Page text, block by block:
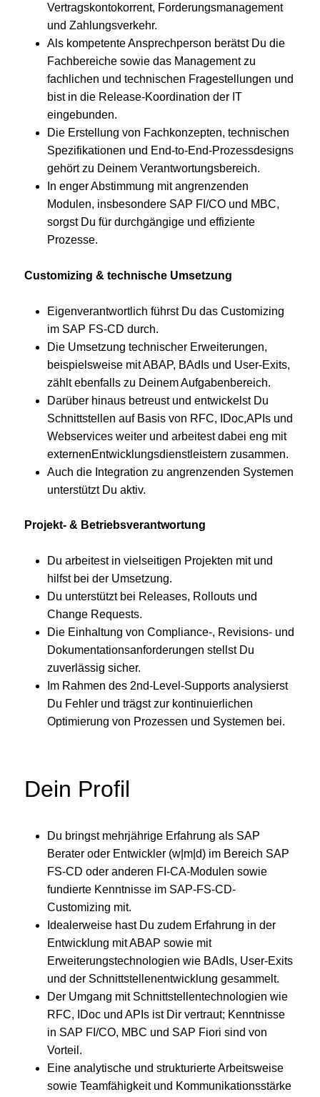
Vertragskontokorrent, Forderungsmanagement
und Zahlungsverkehr.
Als kompetente Ansprechperson berätst Du die
Fachbereiche sowie das Management zu
fachlichen und technischen Fragestellungen und
bist in die Release-Koordination der IT
eingebunden.
Die Erstellung von Fachkonzepten, technischen
Spezifikationen und End-to-End-Prozessdesigns
gehört zu Deinem Verantwortungsbereich.
In enger Abstimmung mit angrenzenden
Modulen, insbesondere SAP FI/CO und MBC,
sorgst Du für durchgängige und effiziente
Prozesse.
Customizing & technische Umsetzung
Eigenverantwortlich führst Du das Customizing
im SAP FS-CD durch.
Die Umsetzung technischer Erweiterungen,
beispielsweise mit ABAP, BAdIs und User-Exits,
zählt ebenfalls zu Deinem Aufgabenbereich.
Darüber hinaus betreust und entwickelst Du
Schnittstellen auf Basis von RFC, IDoc,APIs und
Webservices weiter und arbeitest dabei eng mit
externenEntwicklungsdienstleistern zusammen.
Auch die Integration zu angrenzenden Systemen
unterstützt Du aktiv.
Projekt- & Betriebsverantwortung
Du arbeitest in vielseitigen Projekten mit und
hilfst bei der Umsetzung.
Du unterstützt bei Releases, Rollouts und
Change Requests.
Die Einhaltung von Compliance-, Revisions- und
Dokumentationsanforderungen stellst Du
zuverlässig sicher.
Im Rahmen des 2nd-Level-Supports analysierst
Du Fehler und trägst zur kontinuierlichen
Optimierung von Prozessen und Systemen bei.
Dein Profil
Du bringst mehrjährige Erfahrung als SAP
Berater oder Entwickler (w|m|d) im Bereich SAP
FS-CD oder anderen FI-CA-Modulen sowie
fundierte Kenntnisse im SAP-FS-CD-
Customizing mit.
Idealerweise hast Du zudem Erfahrung in der
Entwicklung mit ABAP sowie mit
Erweiterungstechnologien wie BAdIs, User-Exits
und der Schnittstellenentwicklung gesammelt.
Der Umgang mit Schnittstellentechnologien wie
RFC, IDoc und APIs ist Dir vertraut; Kenntnisse
in SAP FI/CO, MBC und SAP Fiori sind von
Vorteil.
Eine analytische und strukturierte Arbeitsweise
sowie Teamfähigkeit und Kommunikationsstärke